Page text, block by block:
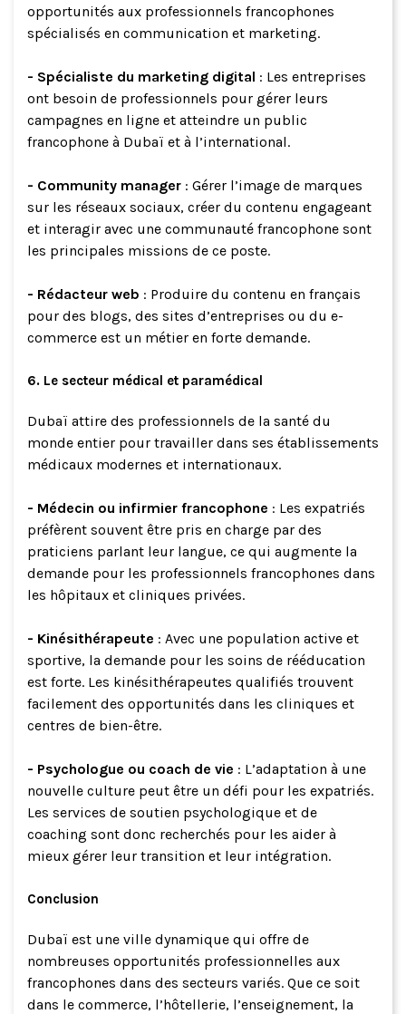
opportunités aux professionnels francophones
spécialisés en communication et marketing.
- Spécialiste du marketing digital : Les entreprises
ont besoin de professionnels pour gérer leurs
campagnes en ligne et atteindre un public
francophone à Dubaï et à l’international.
- Community manager : Gérer l’image de marques
sur les réseaux sociaux, créer du contenu engageant
et interagir avec une communauté francophone sont
les principales missions de ce poste.
- Rédacteur web : Produire du contenu en français
pour des blogs, des sites d’entreprises ou du e-
commerce est un métier en forte demande.
6. Le secteur médical et paramédical
Dubaï attire des professionnels de la santé du
monde entier pour travailler dans ses établissements
médicaux modernes et internationaux.
- Médecin ou infirmier francophone : Les expatriés
préfèrent souvent être pris en charge par des
praticiens parlant leur langue, ce qui augmente la
demande pour les professionnels francophones dans
les hôpitaux et cliniques privées.
- Kinésithérapeute : Avec une population active et
sportive, la demande pour les soins de rééducation
est forte. Les kinésithérapeutes qualifiés trouvent
facilement des opportunités dans les cliniques et
centres de bien-être.
- Psychologue ou coach de vie : L’adaptation à une
nouvelle culture peut être un défi pour les expatriés.
Les services de soutien psychologique et de
coaching sont donc recherchés pour les aider à
mieux gérer leur transition et leur intégration.
Conclusion
Dubaï est une ville dynamique qui offre de
nombreuses opportunités professionnelles aux
francophones dans des secteurs variés. Que ce soit
dans le commerce, l’hôtellerie, l’enseignement, la